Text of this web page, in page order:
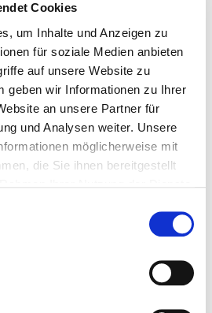
Cookies
um Inhalte und Anzeigen zu
für soziale Medien anbieten
auf unsere Website zu
geben wir Informationen zu Ihrer
an unsere Partner für
und Analysen weiter. Unsere
möglicherweise mit
die Sie ihnen bereitgestellt
Kaffee kehren wir dann
würden wir uns
Tel.: 04161 – 54952 (mobil:
Darstellung auf
de/r/2624814/widget/